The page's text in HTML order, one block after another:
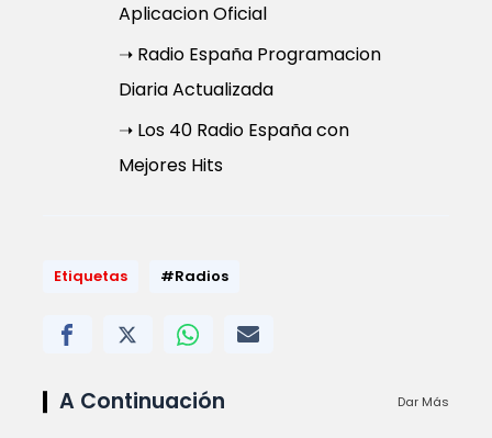
Aplicacion Oficial
➝ Radio España Programacion
Diaria Actualizada
➝ Los 40 Radio España con
Mejores Hits
Etiquetas #Radios
A Continuación Dar Más